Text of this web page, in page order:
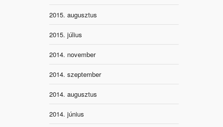
2015. augusztus
2015. július
2014. november
2014. szeptember
2014. augusztus
2014. június